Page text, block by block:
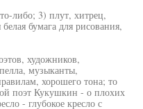
либо; 3) плут, хитрец,
бумага для рисования,
художников,
музыканты,
хорошего тона; то
поэт Кукушкин - о плохих
- глубокое кресло с